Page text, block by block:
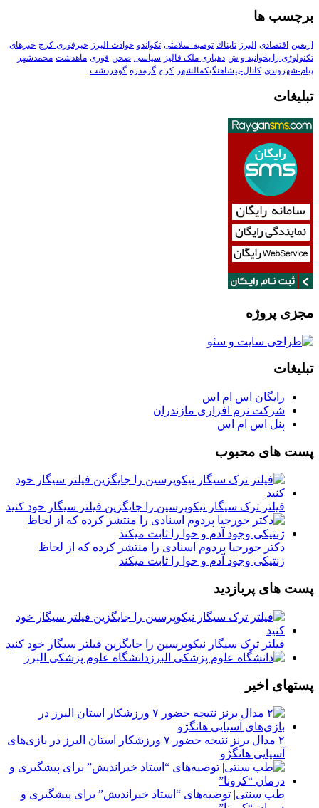
برچسب ها
اربعین اقتصادی البرز تابناك توصیه-سلامتی تکواندو حوادث-البرز خبرفوری-کرج خبرهای
تکنولوڑی را بخوانید و ش دهیاری ملک فالیز سیاسی صحن فوری ماهدشت محمدشهر
پیام-شهروندی کانال-پیشاهنگیکمالشهر کرج گرمدره گوهردشت
تبلیغات
مجزی پروژه
تبلیغات
رایگان اس ام اس
شرکت نرم افزاری مازندران
پنل اس ام اس
پست های محبوب
فیلتر ترک سیگار نیکوپرسین را جایگزین فیلتر سیگار خود کنید
دکتر جورجیا پردوم اسنادی را منتشر کرده که از لحاظ
ژنتیکی وجود آدم و حوا را ثابت میکند
پست های پربازدید
فیلتر ترک سیگار نیکوپرسین را جایگزین فیلتر سیگار خود کنید
دانشگاه علوم پزشکی البرز
پستهای اخیر
۲ مدال برنز نتیجه حضور ۷ ورزشکار استان البرز در بازی‌های
آسیایی هانگژو
طب سنتی| توصیه‌‌های “استاد خیراندیش” برای پیشگیری و